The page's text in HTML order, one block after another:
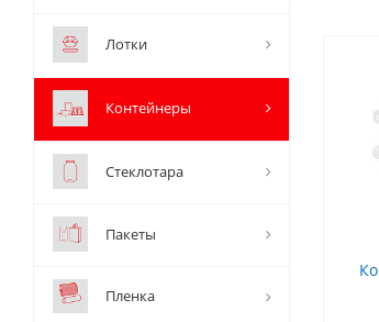
Лотки
Контейнеры
Стеклотара
Пакеты
Пленка